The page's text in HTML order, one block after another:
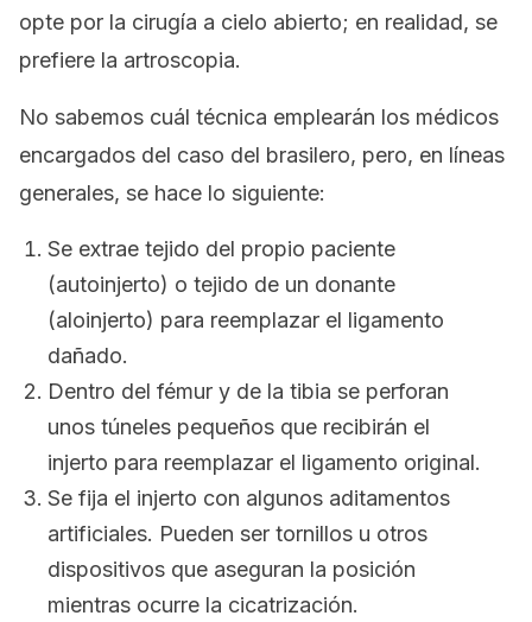
opte por la cirugía a cielo abierto; en realidad, se
prefiere la artroscopia.
No sabemos cuál técnica emplearán los médicos
encargados del caso del brasilero, pero, en líneas
generales, se hace lo siguiente:
Se extrae tejido del propio paciente
(autoinjerto) o tejido de un donante
(aloinjerto) para reemplazar el ligamento
dañado.
Dentro del fémur y de la tibia se perforan
unos túneles pequeños que recibirán el
injerto para reemplazar el ligamento original.
Se fija el injerto con algunos aditamentos
artificiales. Pueden ser tornillos u otros
dispositivos que aseguran la posición
mientras ocurre la cicatrización.